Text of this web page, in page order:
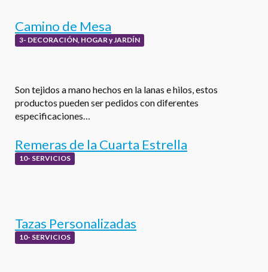
Camino de Mesa
3- DECORACIÓN, HOGAR y JARDÍN
Son tejidos a mano hechos en la lanas e hilos, estos
productos pueden ser pedidos con diferentes
especificaciones…
Remeras de la Cuarta Estrella
10- SERVICIOS
Tazas Personalizadas
10- SERVICIOS